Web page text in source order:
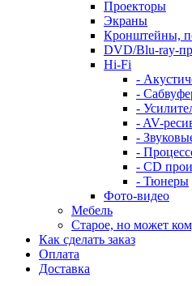
Проекторы
Экраны
Кронштейны,
DVD/Blu-ray-
Hi-Fi
-
-
-
- AV-
-
-
- CD
- Тюнеры
Фото-видео
Мебель
Старое, но может
Как сделать заказ
Оплата
Доставка